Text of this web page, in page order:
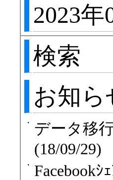
2023
検索
お知ら
・
データ移
(18/09/29)
・
Facebookｼ